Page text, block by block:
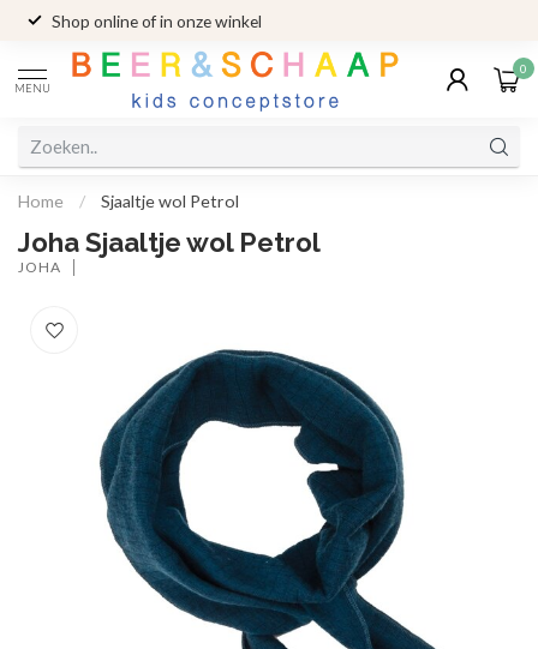
Shop online of in onze winkel
MENU
0
Home / Sjaaltje wol Petrol
Joha Sjaaltje wol Petrol
JOHA